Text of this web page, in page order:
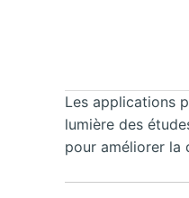
Les applications
lumière des
pour améliorer la